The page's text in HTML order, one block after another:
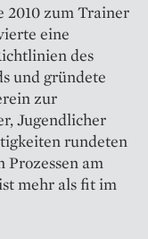
2010 zum Trainer
eine
des
und gründete
zur
Jugendlicher
rundeten
am
mehr als fit im